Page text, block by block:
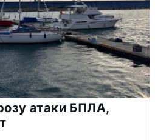
атаки БПЛА,